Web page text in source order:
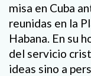
misa en Cuba
reunidas en la
Habana. En su
del servicio
ideas sino a